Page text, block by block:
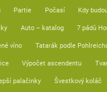
Partie Počasí Kdy
Auto – katalog 7 pádů
víno Tatarák podle
Výpočet ascendentu
palačinky Švestkový koláč